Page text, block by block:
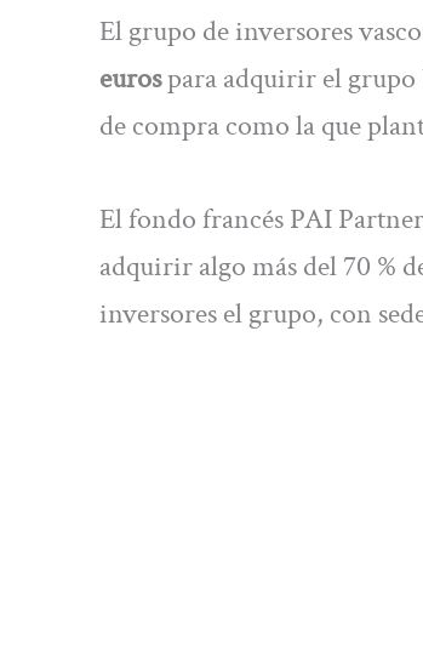
El grupo de inversores
eurospara adquirir el grupo
de compra como la que
El fondo francés PAI
adquirir algo más del 70 %
inversores el grupo, con